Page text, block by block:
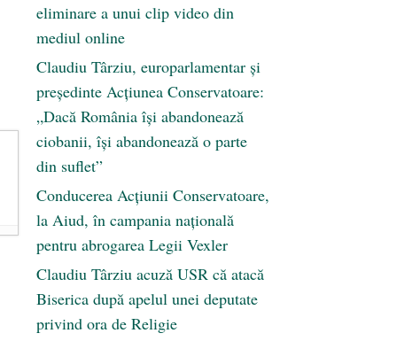
eliminare a unui clip video din
mediul online
Claudiu Târziu, europarlamentar și
președinte Acțiunea Conservatoare:
„Dacă România își abandonează
ciobanii, își abandonează o parte
din suflet”
Conducerea Acțiunii Conservatoare,
la Aiud, în campania națională
pentru abrogarea Legii Vexler
Claudiu Târziu acuză USR că atacă
Biserica după apelul unei deputate
privind ora de Religie